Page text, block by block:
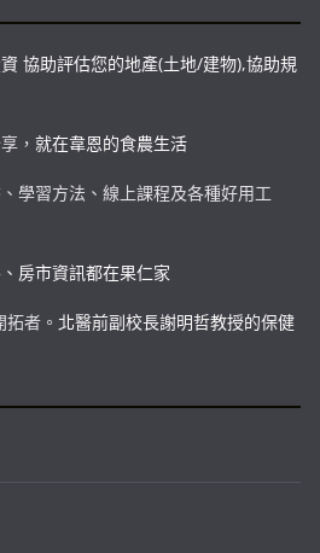
協助評估您的地產(土地/建物),協助規
， 就在韋恩的食農生活
學習方法、線上課程及各種好用工
房市資訊都在果仁家
者。 北醫前副校長謝明哲教授的保健